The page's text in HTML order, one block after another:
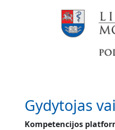
Gydytojas
Kompetencijos